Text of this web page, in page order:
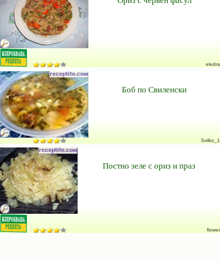
eledra
Боб по Свиленски
Svilko_1
Постно зеле с ориз и праз
flower